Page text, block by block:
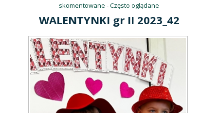
skomentowane -Często oglądane
WALENTYNKI gr II 2023_42